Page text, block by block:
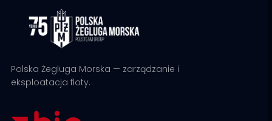
Polska Żegluga Morska — zarządzanie i
eksploatacja floty.